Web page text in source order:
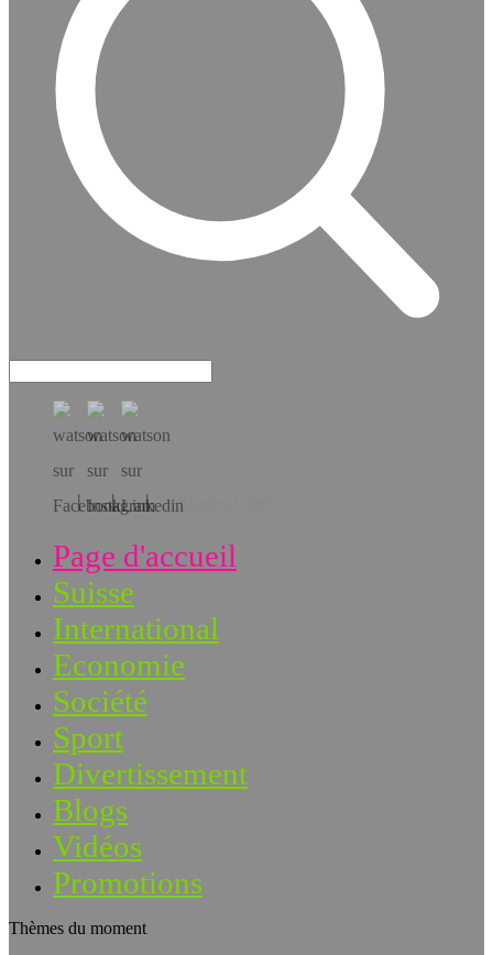
Téléchargez l’app!
Page d'accueil
Suisse
International
Economie
Société
Sport
Divertissement
Blogs
Vidéos
Promotions
Thèmes du moment